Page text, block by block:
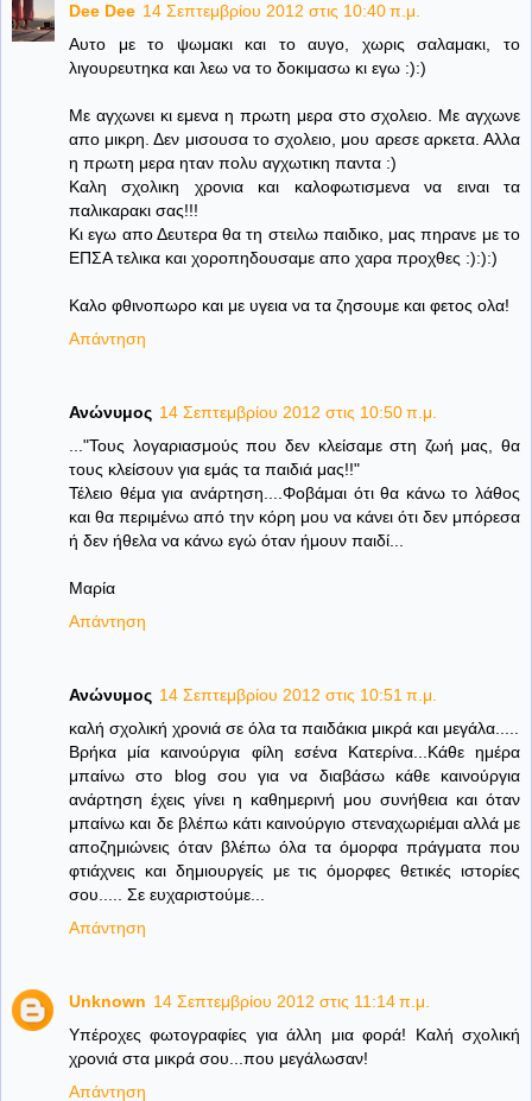
Dee Dee 14 Σεπτεμβρίου 2012 στις 10:40 π.μ.
Αυτο με το ψωμακι και το αυγο, χωρις σαλαμακι, το
λιγουρευτηκα και λεω να το δοκιμασω κι εγω :):)
Με αγχωνει κι εμενα η πρωτη μερα στο σχολειο. Με αγχωνε
απο μικρη. Δεν μισουσα το σχολειο, μου αρεσε αρκετα. Αλλα
η πρωτη μερα ηταν πολυ αγχωτικη παντα :)
Καλη σχολικη χρονια και καλοφωτισμενα να ειναι τα
παλικαρακι σας!!!
Κι εγω απο Δευτερα θα τη στειλω παιδικο, μας πηρανε με το
ΕΠΣΑ τελικα και χοροπηδουσαμε απο χαρα προχθες :):):)
Καλο φθινοπωρο και με υγεια να τα ζησουμε και φετος ολα!
Απάντηση
Ανώνυμος 14 Σεπτεμβρίου 2012 στις 10:50 π.μ.
..."Τους λογαριασμούς που δεν κλείσαμε στη ζωή μας, θα
τους κλείσουν για εμάς τα παιδιά μας!!"
Τέλειο θέμα για ανάρτηση....Φοβάμαι ότι θα κάνω το λάθος
και θα περιμένω από την κόρη μου να κάνει ότι δεν μπόρεσα
ή δεν ήθελα να κάνω εγώ όταν ήμουν παιδί...
Μαρία
Απάντηση
Ανώνυμος 14 Σεπτεμβρίου 2012 στις 10:51 π.μ.
καλή σχολική χρονιά σε όλα τα παιδάκια μικρά και μεγάλα.....
Βρήκα μία καινούργια φίλη εσένα Κατερίνα...Κάθε ημέρα
μπαίνω στο blog σου για να διαβάσω κάθε καινούργια
ανάρτηση έχεις γίνει η καθημερινή μου συνήθεια και όταν
μπαίνω και δε βλέπω κάτι καινούργιο στεναχωριέμαι αλλά με
αποζημιώνεις όταν βλέπω όλα τα όμορφα πράγματα που
φτιάχνεις και δημιουργείς με τις όμορφες θετικές ιστορίες
σου..... Σε ευχαριστούμε...
Απάντηση
Unknown 14 Σεπτεμβρίου 2012 στις 11:14 π.μ.
Υπέροχες φωτογραφίες για άλλη μια φορά! Καλή σχολική
χρονιά στα μικρά σου...που μεγάλωσαν!
Απάντηση